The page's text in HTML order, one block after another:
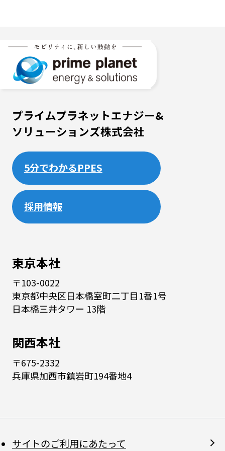
東京本社
〒103-0022
東京都中央区日本橋室町二丁目1番1号
日本橋三井タワー 13階
関西本社
〒675-2332
兵庫県加西市鎮岩町194番地4
プライムプラネットエナジー&
ソリューションズ株式会社
5分でわかるPPES
採用情報
サイトのご利用にあたって